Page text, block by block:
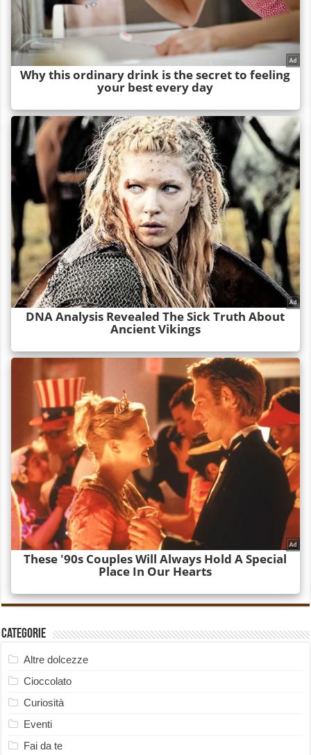
Categorie
Altre dolcezze
Cioccolato
Curiosità
Eventi
Fai da te